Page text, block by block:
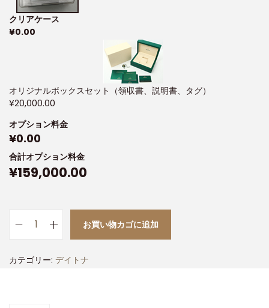
クリアケース
¥0.00
オリジナルボックスセット（領収書、説明書、タグ）
¥20,000.00
オプション料金
¥0.00
合計オプション料金
¥159,000.00
お買い物カゴに追加
カテゴリー: デイトナ